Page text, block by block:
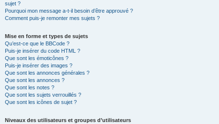
sujet ?
Pourquoi mon message a-t-il besoin d’être approuvé ?
Comment puis-je remonter mes sujets ?
Mise en forme et types de sujets
Qu’est-ce que le BBCode ?
Puis-je insérer du code HTML ?
Que sont les émoticônes ?
Puis-je insérer des images ?
Que sont les annonces générales ?
Que sont les annonces ?
Que sont les notes ?
Que sont les sujets verrouillés ?
Que sont les icônes de sujet ?
Niveaux des utilisateurs et groupes d’utilisateurs